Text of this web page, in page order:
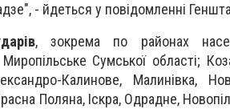
- йдеться у повідомленні
, зокрема по районах
Сумської області;
Калинове, Малинівка,
Поляна, Іскра, Одрадне,